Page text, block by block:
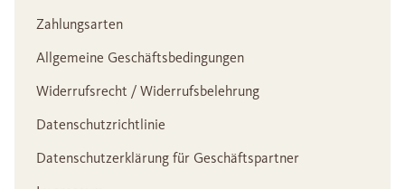
Zahlungsarten
Allgemeine Geschäftsbedingungen
Widerrufsrecht / Widerrufsbelehrung
Datenschutzrichtlinie
Datenschutzerklärung für Geschäftspartner